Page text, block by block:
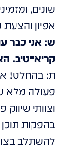
שונים,
אפיון
ש: אני כבר
קריאייטיב.
ת: בהחלט!
פעולה מלא
וצוותי שיווק
בהפקות תוכן
להשתלב